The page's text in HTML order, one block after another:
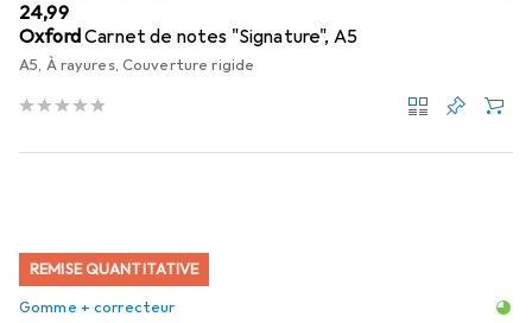
EUR
24,99
OxfordCarnet de notes "Signature", A5
A5, À rayures, Couverture rigide
REMISE QUANTITATIVE
Gomme + correcteur